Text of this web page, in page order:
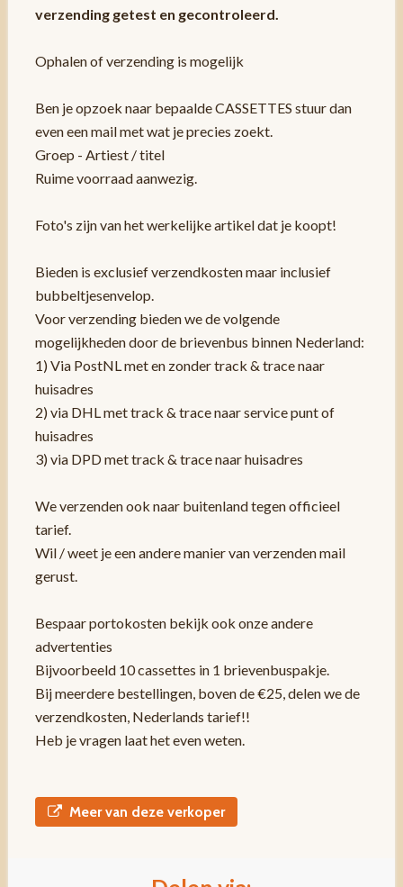
verzending getest en gecontroleerd.
Ophalen of verzending is mogelijk
Ben je opzoek naar bepaalde CASSETTES stuur dan
even een mail met wat je precies zoekt.
Groep - Artiest / titel
Ruime voorraad aanwezig.
Foto's zijn van het werkelijke artikel dat je koopt!
Bieden is exclusief verzendkosten maar inclusief
bubbeltjesenvelop.
Voor verzending bieden we de volgende
mogelijkheden door de brievenbus binnen Nederland:
1) Via PostNL met en zonder track & trace naar
huisadres
2) via DHL met track & trace naar service punt of
huisadres
3) via DPD met track & trace naar huisadres
We verzenden ook naar buitenland tegen officieel
tarief.
Wil / weet je een andere manier van verzenden mail
gerust.
Bespaar portokosten bekijk ook onze andere
advertenties
Bijvoorbeeld 10 cassettes in 1 brievenbuspakje.
Bij meerdere bestellingen, boven de €25, delen we de
verzendkosten, Nederlands tarief!!
Heb je vragen laat het even weten.
Meer van deze verkoper